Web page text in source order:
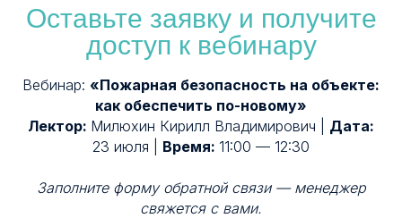
Оставьте заявку и получите
доступ к вебинару
Вебинар: «Пожарная безопасность на объекте:
как обеспечить по-новому»
Лектор: Милюхин Кирилл Владимирович | Дата:
23 июля | Время: 11:00 — 12:30
Заполните форму обратной связи — менеджер
свяжется с вами.